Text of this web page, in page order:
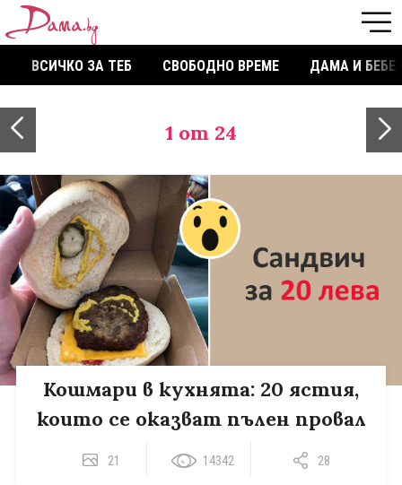
ВСИЧКО ЗА ТЕБ СВОБОДНО ВРЕМЕ ДАМА И БЕБЕ
1 от 24
Кошмари в кухнята: 20 ястия,
които се оказват пълен провал
21 14342 28